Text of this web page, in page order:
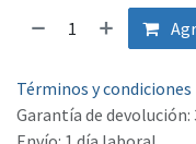
Términos y condiciones
Garantía de devolución: